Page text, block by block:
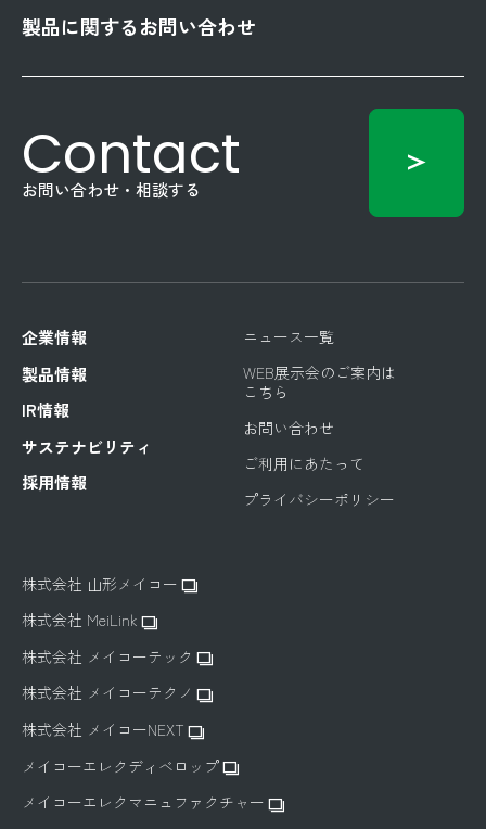
製品に関するお問い合わせ
Contact
お問い合わせ・相談する
企業情報
製品情報
IR情報
サステナビリティ
採用情報
ニュース一覧
WEB展示会のご案内は
こちら
お問い合わせ
ご利用にあたって
プライバシーポリシー
株式会社 山形メイコー
株式会社 MeiLink
株式会社 メイコーテック
株式会社 メイコーテクノ
株式会社 メイコーNEXT
メイコーエレクディベロップ
メイコーエレクマニュファクチャー